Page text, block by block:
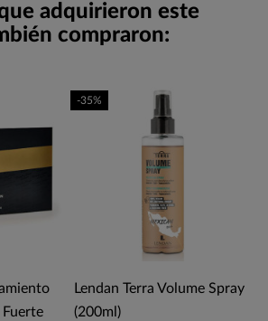
adquirieron este
compraron:
Lendan Terra Volume Spray
(200ml)
-35%